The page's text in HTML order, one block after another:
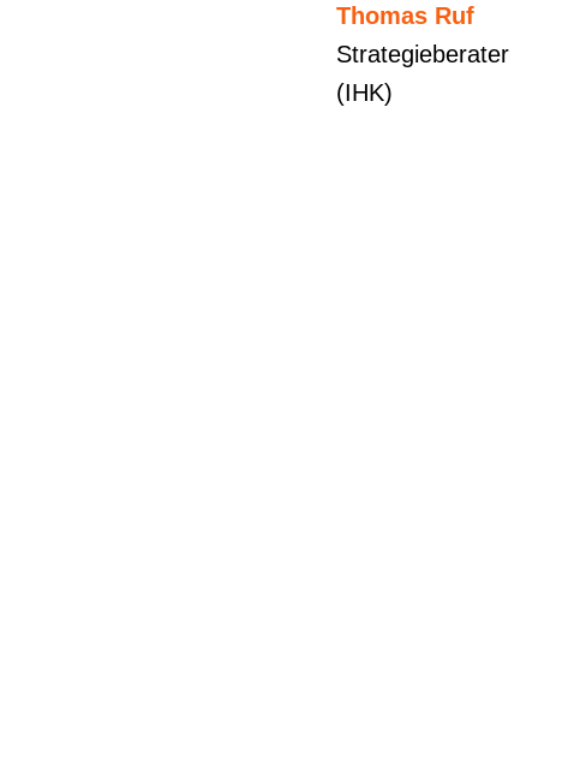
Thomas Ruf
Strategieberater
(IHK)